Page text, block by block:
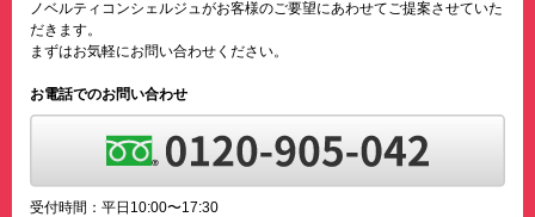
ノベルティコンシェルジュがお客様のご要望にあわせてご提案させていた
だきます。
まずはお気軽にお問い合わせください。
お電話でのお問い合わせ
受付時間：平日10:00〜17:30